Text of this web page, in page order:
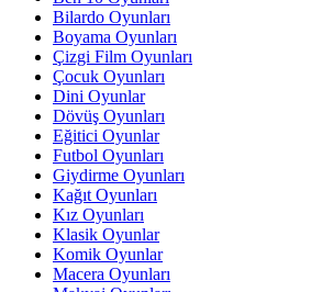
Bilardo Oyunları
Boyama Oyunları
Çizgi Film Oyunları
Çocuk Oyunları
Dini Oyunlar
Dövüş Oyunları
Eğitici Oyunlar
Futbol Oyunları
Giydirme Oyunları
Kağıt Oyunları
Kız Oyunları
Klasik Oyunlar
Komik Oyunlar
Macera Oyunları